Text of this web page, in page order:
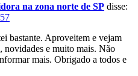
na zona norte de SP disse:
bastante. Aproveitem e vejam
novidades e muito mais. Não
mais. Obrigado a todos e